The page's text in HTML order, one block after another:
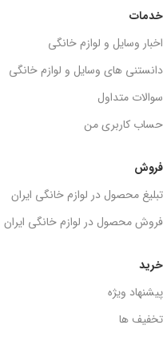
خرید
پیشنهاد ویژه
تخفیف ها
فروش
تبلیغ محصول در لوازم خانگی ایران
فروش محصول در لوازم خانگی ایران
خدمات
اخبار وسایل و لوازم خانگی
دانستنی های وسایل و لوازم خانگی
سوالات متداول
حساب کاربری من